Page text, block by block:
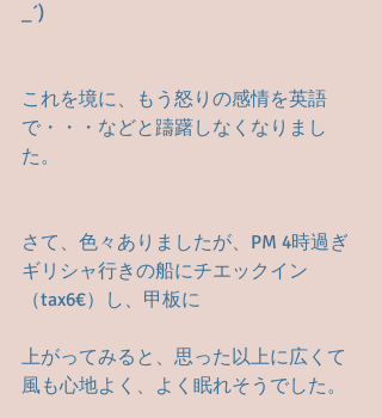
_´)
これを境に、もう怒りの感情を英語
で・・・などと躊躇しなくなりまし
た。
さて、色々ありましたが、PM 4時過ぎ
ギリシャ行きの船にチエックイン
（tax6€）し、甲板に
上がってみると、思った以上に広くて
風も心地よく、よく眠れそうでした。